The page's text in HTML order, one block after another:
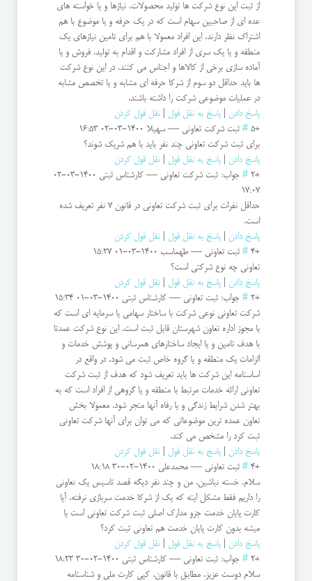
از ثبت این نوع شرکت ها تولید محصولات، نیازها و یا خواسته های
عده ای از صاحبین سهام است که در یک حرفه و یا موضوع با هم
اشتراک نظر دارند. این افراد معمولا با هم برای تامین نیازهای یک
منطقه و یا یک سری از افراد مشارکت و اقدام به تولید، فروش و یا
آماده سازی برخی از کالاها و اجناس می کنند. در این نوع شرکت
ها باید حداقل دو سوم از شرکا حرفه ای مشابه و یا تخصص مشابه
در عملیات موضوعی شرکت را داشته باشند.
پاسخ دادن
پاسخ به نقل قول
نقل قول کردن
+5
# ثبت شرکت تعاونی —سهیلا 1400-03-02 16:53
برای ثبت شرکت تعاونی چند نفر باید با هم شریک شوند؟
پاسخ دادن
پاسخ به نقل قول
نقل قول کردن
+2
# جواب: ثبت شرکت تعاونی — کارشناس ثبتی
1400-03-02
17:07
حداقل نفرات برای ثبت شرکت تعاونی در قانون 7 نفر تعریف شده
است.
پاسخ دادن
پاسخ به نقل قول
نقل قول کردن
+4
# ثبت تعاونی — طهماسب 1400-03-01 15:27
تعاونی چه نوع شرکتی است؟
پاسخ دادن
پاسخ به نقل قول
نقل قول کردن
+2
# جواب: ثبت تعاونی — کارشناس ثبتی 1400-03-01 15:34
شرکت تعاونی نوعی شرکت با ساختار سهامی یا سرمایه ای است که
با مجوز اداره تعاون شهرستان قابل ثبت است. این نوع شرکت عمدتا
با هدف تامین و یا ایجاد ساختارهای همرسانی و پوشش خدمات و
الزامات یک منطقه و یا گروه خاص ثبت می شود. در واقع در
اساسنامه این شرکت ها باید تعریف شود که هدف از ثبت شرکت
تعاونی ارائه خدمات مرتبط با منطقه و یا گروهی از افراد است که به
بهتر شدن شرایط زندگی و یا رفاه آنها منجر شود. معمولا بخش
تعاون عمده ترین موضوعاتی که می توان برای آنها شرکت تعاونی
ثبت کرد را مشخص می کند.
پاسخ دادن
پاسخ به نقل قول
نقل قول کردن
+4
# ثبت تعاونی — محمدعلی 1400-02-30 18:18
سلام. خسته نباشین. من و چند نفر دیگه قصد تاسیس یک نعاونی
را داریم فقط مشکل اینه که یک از شرکا خدمت سربازی نرفته. آیا
کارت پایان خدمت جزو مدارک اصلی ثبت شرکت تعاونی است یا
میشه بدون کارت پایان خدمت هم تعاونی ثبت کرد؟
پاسخ دادن
پاسخ به نقل قول
نقل قول کردن
+2
# جواب: ثبت تعاونی — کارشناس ثبتی 1400-02-30 18:23
سلام دوست عزیز. مطابق با قانون، کپی کارت ملی و شناسنامه